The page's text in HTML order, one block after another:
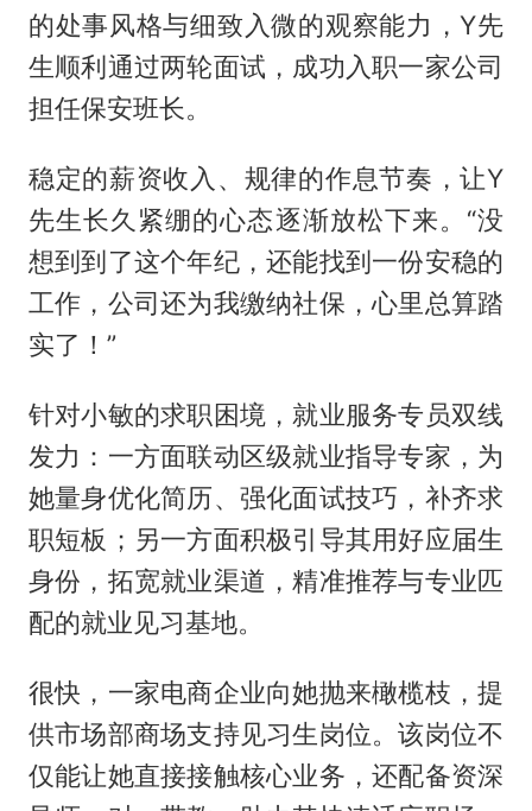
的处事风格与细致入微的观察能力，Y先
生顺利通过两轮面试，成功入职一家公司
担任保安班长。
稳定的薪资收入、规律的作息节奏，让Y
先生长久紧绷的心态逐渐放松下来。“没
想到到了这个年纪，还能找到一份安稳的
工作，公司还为我缴纳社保，心里总算踏
实了！”
针对小敏的求职困境，就业服务专员双线
发力：一方面联动区级就业指导专家，为
她量身优化简历、强化面试技巧，补齐求
职短板；另一方面积极引导其用好应届生
身份，拓宽就业渠道，精准推荐与专业匹
配的就业见习基地。
很快，一家电商企业向她抛来橄榄枝，提
供市场部商场支持见习生岗位。该岗位不
仅能让她直接接触核心业务，还配备资深